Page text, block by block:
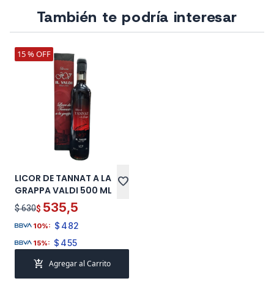
También te podría interesar
15 % OFF
LICOR DE TANNAT A LA
GRAPPA VALDI 500 ML
favorite
$ 630$ 535,5
10%: $ 482
15%: $ 455
add_shopping_cart Agregar al Carrito